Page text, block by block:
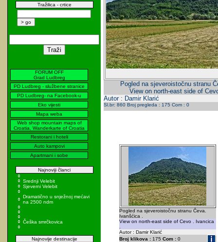
Tražilica - crtice
FORUM OFF
Grad Ludbreg
PD Ludbreg - službene stranice
PD Ludbreg- na Facebook-u
Eko vijesti
Mapa weba
Web shop mountain maps of
Croatia, Wanderkarte of Croatia
Restorani i hoteli
Auto kampovi
Apartmani i sobe
Najnoviji članci
Srednji Velebit
Sjeverni Velebit
Dramatično u snježnoj mećavi
na 2500 ndm
Češka smrčkovica
Najnovije destinacije
Pogled na sjeveroistočnu stranu
View on north-east side of
Autor : Damir Klarić
Sl.br: 860 Broj pregleda : 175 Com : 0
Pogled na sjeveroistočnu stranu Čeva.
Ivanšćica .
View on north-east side of Cevo . Ivancica
Autor : Damir Klarić
Broj klikova :175 Com :0